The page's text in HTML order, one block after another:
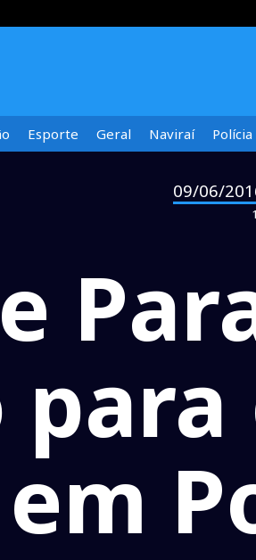
Esporte Geral Naviraí Polícia
09/06/